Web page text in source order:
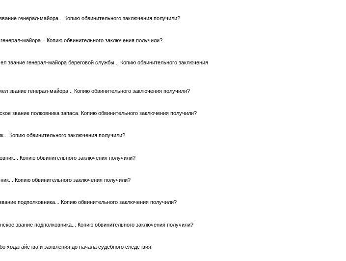
генерал-майора... Копию обвинительного заключения получили?
майора... Копию обвинительного заключения получили?
звание генерал-майора береговой службы... Копию обвинительного заключения
звание генерал-майора... Копию обвинительного заключения получили?
звание полковника запаса. Копию обвинительного заключения получили?
Копию обвинительного заключения получили?
Копию обвинительного заключения получили?
Копию обвинительного заключения получили?
подполковника... Копию обвинительного заключения получили?
звание подполковника... Копию обвинительного заключения получили?
и заявления до начала судебного следствия.